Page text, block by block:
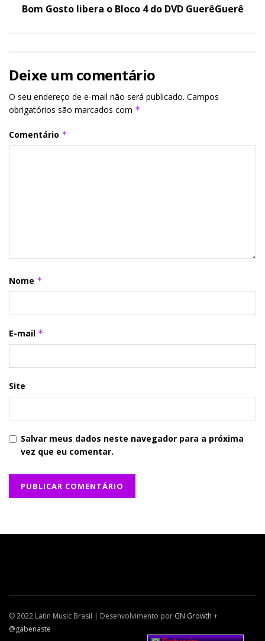
Bom Gosto libera o Bloco 4 do DVD GuerêGuerê
Deixe um comentário
O seu endereço de e-mail não será publicado. Campos
obrigatórios são marcados com *
Comentário *
Nome *
E-mail *
Site
Salvar meus dados neste navegador para a próxima
vez que eu comentar.
© 2022 Latin Music Brasil | Desenvolvimento por GN Growth +
@gabenaste